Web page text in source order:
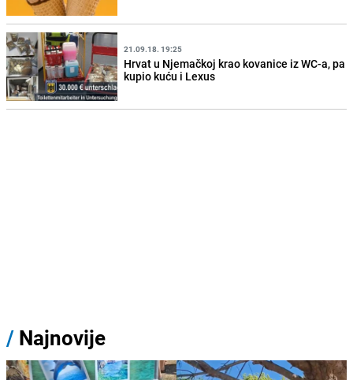
21.09.18. 19:25
Hrvat u Njemačkoj krao kovanice iz WC-a, pa
kupio kuću i Lexus
/ Najnovije